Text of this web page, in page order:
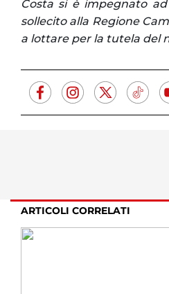
Costa si è impegnato
sollecito alla Regione
a lottare per la tutela del
ARTICOLI CORRELATI